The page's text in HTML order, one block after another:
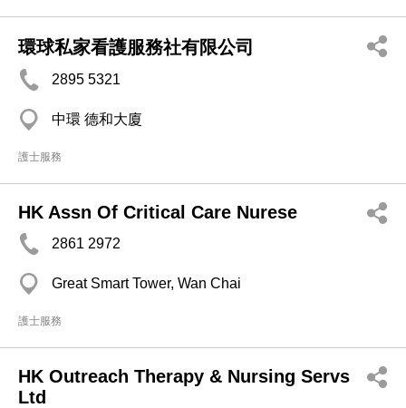
環球私家看護服務社有限公司
2895 5321
中環 德和大廈
護士服務
HK Assn Of Critical Care Nurese
2861 2972
Great Smart Tower, Wan Chai
護士服務
HK Outreach Therapy & Nursing Servs
Ltd